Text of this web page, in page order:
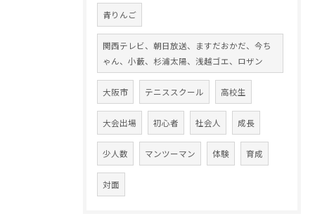
青りんご
関西テレビ、朝日放送、ますだおかだ、今ち
ゃん、小藪、杉浦太陽、浅越ゴエ、ロザン
大阪市 テニススクール 高校生
大会出場 初心者 社会人 成長
少人数 マンツーマン 体験 育成
対面